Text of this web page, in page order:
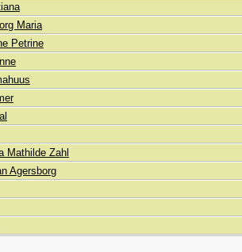
Maria
Petrine
Mathilde Zahl
Agersborg